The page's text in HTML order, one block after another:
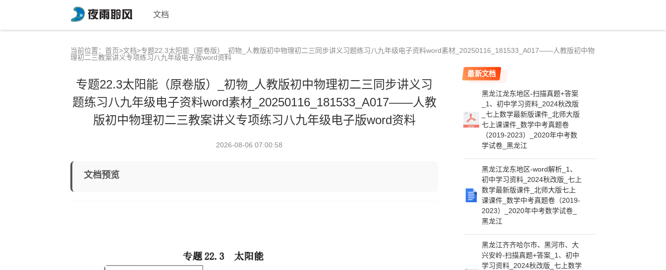
文档
当前位置： 首页>文档>专题22.3太阳能（原卷版）_初物_人教版初中物理初二三同步讲义习题练习八九年级电子资料word素材_20250116_181533_A017——人教版初中物
理初二三教案讲义专项练习八九年级电子版word资料
专题22.3太阳能（原卷版）_初物_人教版初中物理初二三同步讲义习
题练习八九年级电子资料word素材_20250116_181533_A017——人教
版初中物理初二三教案讲义专项练习八九年级电子版word资料
2026-08-06 07:00:58
文档预览
最新文档
黑龙江龙东地区-扫描真题+答案
_1、初中学习资料_2024秋改版
_七上数学最新版课件_北师大版
七上课课件_数学中考真题卷
（2019-2023）_2020年中考数
学试卷_黑龙江
黑龙江龙东地区-word解析_1、
初中学习资料_2024秋改版_七上
数学最新版课件_北师大版七上
课课件_数学中考真题卷（2019-
2023）_2020年中考数学试卷_
黑龙江
黑龙江齐齐哈尔市、黑河市、大
兴安岭-扫描真题+答案_1、初中
学习资料_2024秋改版_七上数学